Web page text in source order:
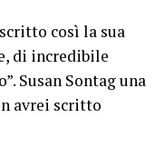
così la sua
di incredibile
Susan Sontag una
avrei scritto